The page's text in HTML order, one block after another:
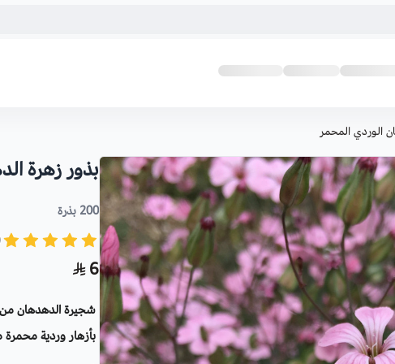
الوردي المحمر
بذور زهرة
200 بذرة
6
شجيرة الدهدهان من
بأزهار وردية محمرة